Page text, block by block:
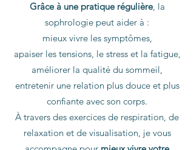
Grâce à une pratique régulière, la
sophrologie peut aider à :
mieux vivre les symptômes,
apaiser les tensions, le stress et la fatigue,
améliorer la qualité du sommeil,
entretenir une relation plus douce et plus
confiante avec son corps.
À travers des exercices de respiration, de
relaxation et de visualisation, je vous